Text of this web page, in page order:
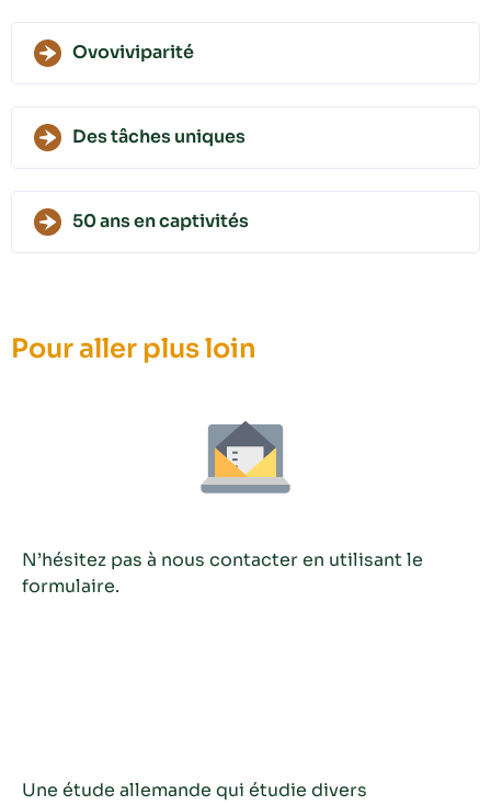
Ovoviviparité
Des tâches uniques
50 ans en captivités
Pour aller plus loin
N’hésitez pas à nous contacter en utilisant le
formulaire.
Une étude allemande qui étudie divers